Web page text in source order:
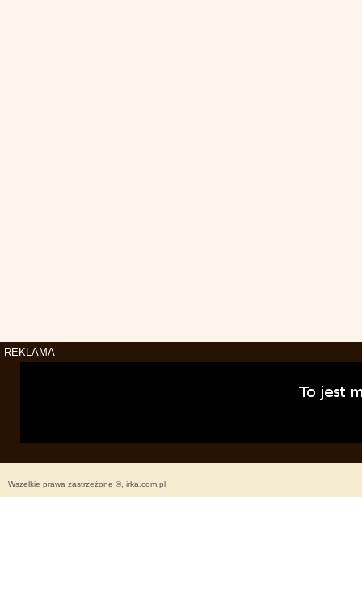
REKLAMA
Wszelkie prawa zastrzeżone ©, irka.com.pl